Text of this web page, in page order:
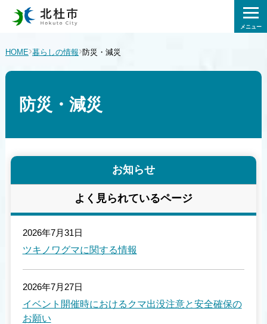
メニュー
HOME›暮らしの情報›防災・減災
防災・減災
お知らせ
よく見られているページ
2026年7月31日
ツキノワグマに関する情報
2026年7月27日
イベント開催時におけるクマ出没注意と安全確保の
お願い